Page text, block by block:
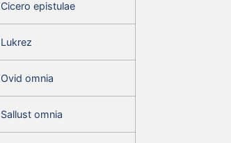
Cicero epistulae
Lukrez
Ovid omnia
Sallust omnia